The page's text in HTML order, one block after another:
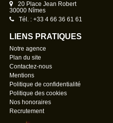
20 Place Jean Robert
30000 Nîmes
Tél. : +33 4 66 36 61 61
LIENS PRATIQUES
Notre agence
Plan du site
Contactez-nous
Mentions
Politique de confidentialité
Politique des cookies
Nos honoraires
Recrutement